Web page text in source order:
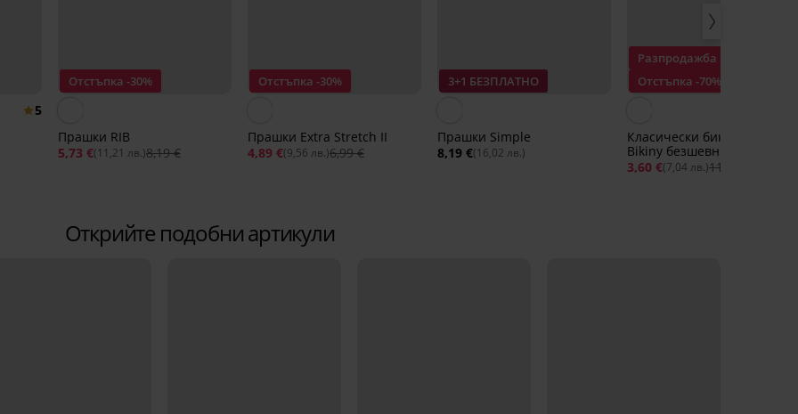
5
Отстъпка -30%
Прашки RIB
5,73 €(11,21 лв.)8,19 €
Отстъпка -30%
Прашки Extra Stretch II
4,89 €(9,56 лв.)6,99 €
3+1 БЕЗПЛАТНО
Прашки Simple
8,19 €(16,02 лв.)
Разпродажба
Отстъпка -70%
Класически бикини Flexi
Bikiny безшевни
3,60 €(7,04 лв.)11,99 €
Открийте подобни артикули